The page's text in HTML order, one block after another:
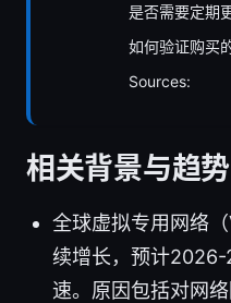
是否需要定期
如何验证购买
Sources:
相关背景与趋势
全球虚拟专用网络
续增长，预计
速。原因包括对网